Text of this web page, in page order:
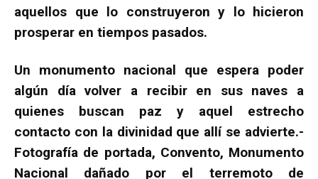
aquellos que lo construyeron y lo hicieron
prosperar en tiempos pasados.
Un monumento nacional que espera poder
algún día volver a recibir en sus naves a
quienes buscan paz y aquel estrecho
contacto con la divinidad que allí se advierte.-
Fotografía de portada, Convento, Monumento
Nacional dañado por el terremoto de